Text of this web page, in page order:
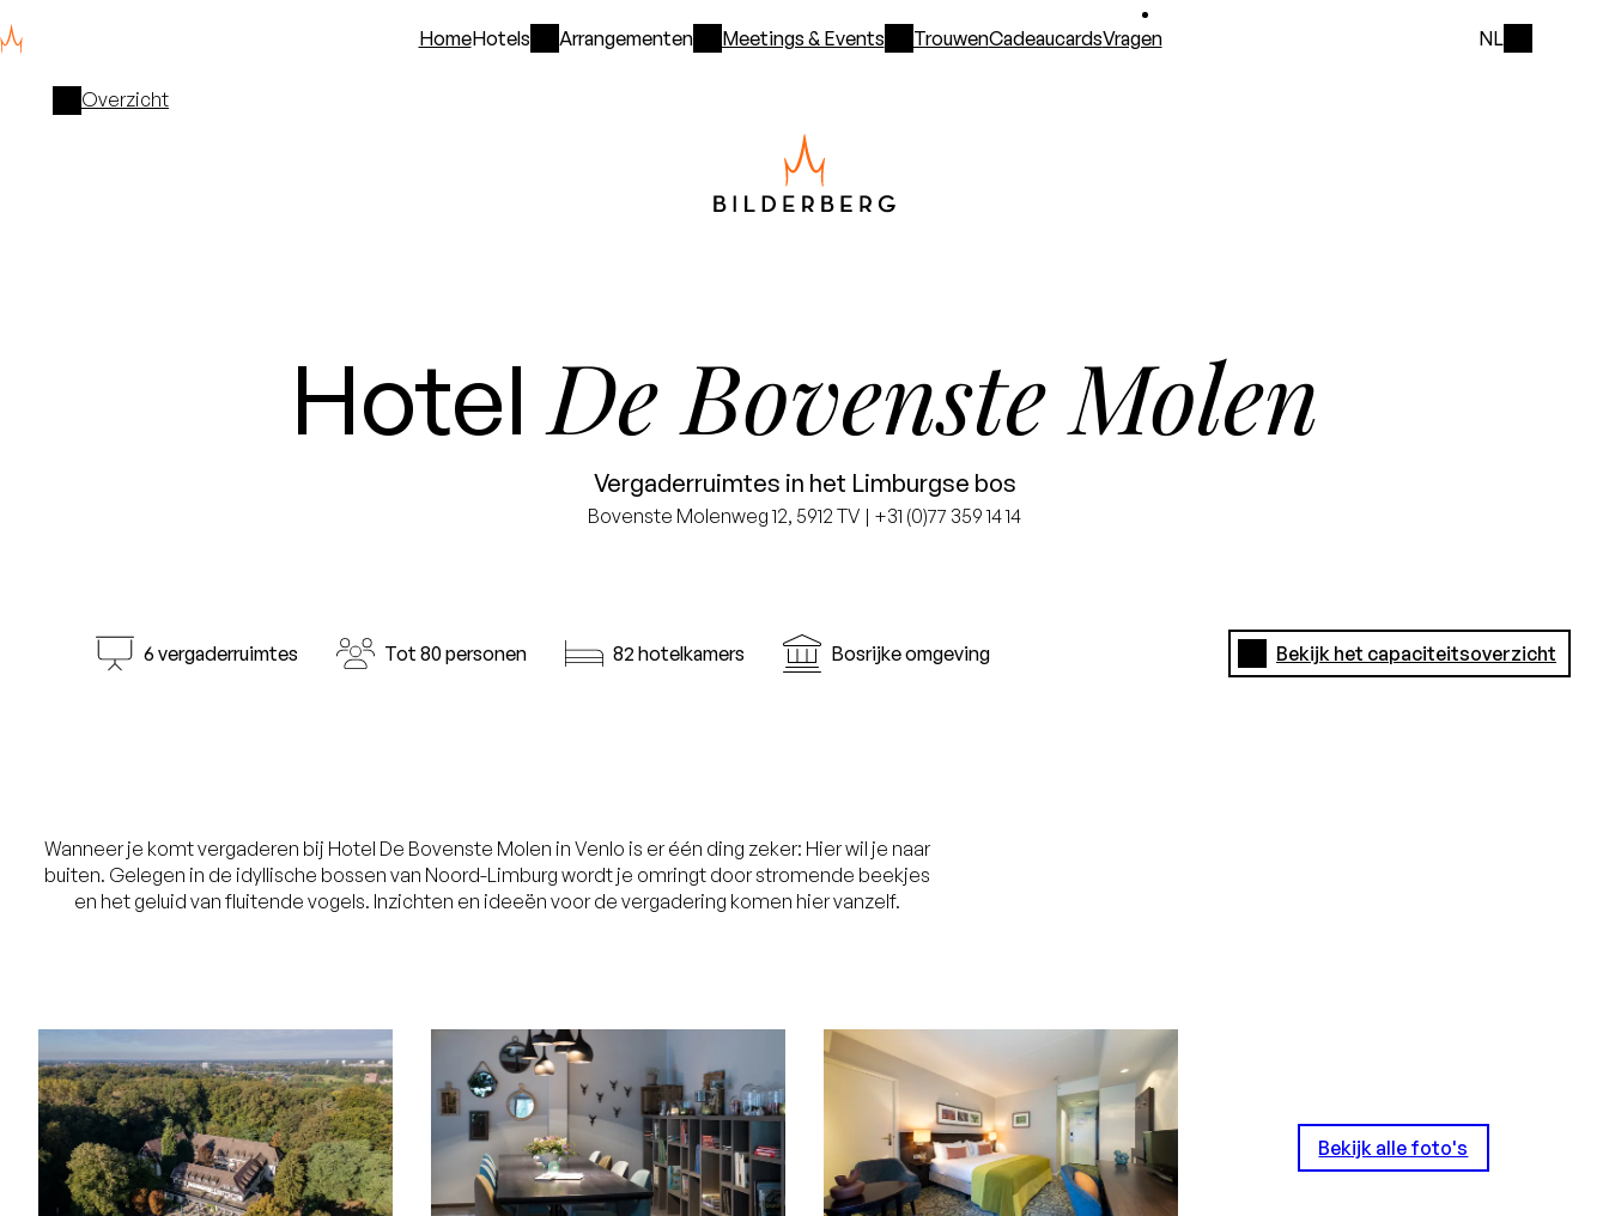
HomeHotels Arrangementen Meetings & Events TrouwenCadeaucardsVragen NL
Overzicht
HotelDe Bovenste Molen
Vergaderruimtes in het Limburgse bos
Bovenste Molenweg 12, 5912 TV | +31 (0)77 359 14 14
6 vergaderruimtes Tot 80 personen 82 hotelkamers Bosrijke omgeving Bekijk het capaciteitsoverzicht
Wanneer je komt vergaderen bij Hotel De Bovenste Molen in Venlo is er één ding zeker: Hier wil je naar
buiten. Gelegen in de idyllische bossen van Noord-Limburg wordt je omringt door stromende beekjes
en het geluid van fluitende vogels. Inzichten en ideeën voor de vergadering komen hier vanzelf.
Bekijk alle foto's